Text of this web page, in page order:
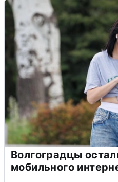
Волгоградцы
мобильного